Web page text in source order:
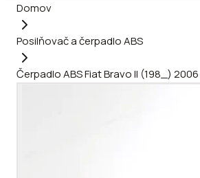
Domov
Posilňovač a čerpadlo ABS
Čerpadlo ABS Fiat Bravo II (198_)